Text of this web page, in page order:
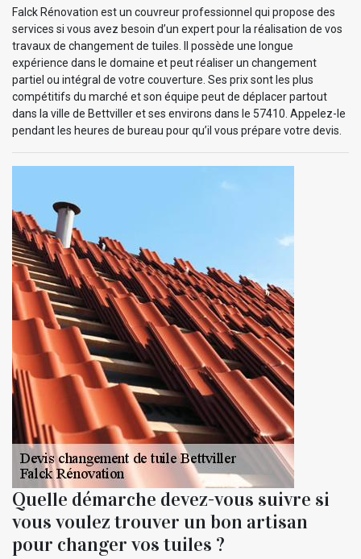
Falck Rénovation est un couvreur professionnel qui propose des
services si vous avez besoin d’un expert pour la réalisation de vos
travaux de changement de tuiles. Il possède une longue
expérience dans le domaine et peut réaliser un changement
partiel ou intégral de votre couverture. Ses prix sont les plus
compétitifs du marché et son équipe peut de déplacer partout
dans la ville de Bettviller et ses environs dans le 57410. Appelez-le
pendant les heures de bureau pour qu’il vous prépare votre devis.
Quelle démarche devez-vous suivre si
vous voulez trouver un bon artisan
pour changer vos tuiles ?